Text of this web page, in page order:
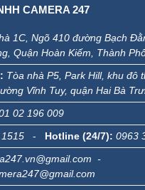
CAMERA 247
1C, Ngõ 410 đường Bạch
Quận Hoàn Kiếm, Thành
Tòa nhà P5, Park Hill, khu đô
Vĩnh Tuy, quận Hai Bà
02 196 009
- Hotline (24/7): 0963
-